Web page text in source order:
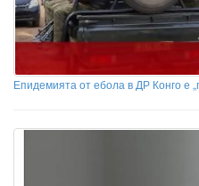
Епидемията от ебола в ДР Конго е